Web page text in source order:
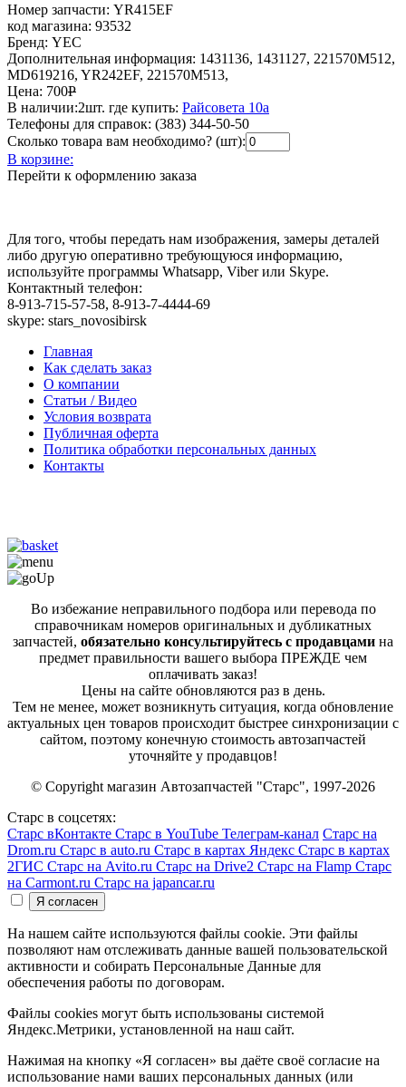
Номер запчасти: YR415EF
код магазина: 93532
Бренд: YEC
Дополнительная информация: 1431136, 1431127, 221570M512,
MD619216, YR242EF, 221570M513,
Цена: 700Р
В наличии:2шт. где купить: Райсовета 10а
Телефоны для справок: (383) 344-50-50
Сколько товара вам необходимо? (шт):
В корзине:
Перейти к оформлению заказа
Для того, чтобы передать нам изображения, замеры деталей
либо другую оперативно требующуюся информацию,
используйте программы Whatsapp, Viber или Skype.
Контактный телефон:
8-913-715-57-58, 8-913-7-4444-69
skype: stars_novosibirsk
Главная
Как сделать заказ
О компании
Статьи / Видео
Условия возврата
Публичная оферта
Политика обработки персональных данных
Контакты
Во избежание неправильного подбора или перевода по
справочникам номеров оригинальных и дубликатных
запчастей, обязательно консультируйтесь с продавцами на
предмет правильности вашего выбора ПРЕЖДЕ чем
оплачивать заказ!
Цены на сайте обновляются раз в день.
Тем не менее, может возникнуть ситуация, когда обновление
актуальных цен товаров происходит быстрее синхронизации с
сайтом, поэтому конечную стоимость автозапчастей
уточняйте у продавцов!
© Copyright магазин Автозапчастей "Старс", 1997-2026
Старс в соцсетях:
Старс вКонтакте Старс в YouTube Телеграм-канал Старс на
Drom.ru Старс в auto.ru Старс в картах Яндекс Старс в картах
2ГИС Старс на Avito.ru Старс на Drive2 Старс на Flamp Старс
на Carmont.ru Старс на japancar.ru
На нашем сайте используются файлы cookie. Эти файлы
позволяют нам отслеживать данные вашей пользовательской
активности и собирать Персональные Данные для
обеспечения работы по договорам.
Файлы cookies могут быть использованы системой
Яндекс.Метрики, установленной на наш сайт.
Нажимая на кнопку «Я согласен» вы даёте своё согласие на
использование нами ваших персональных данных (или